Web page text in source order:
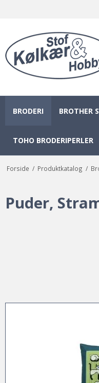
BRODERI BROTHER
TOHO BRODERIPERLER
Forside / Produktkatalog /
Puder,